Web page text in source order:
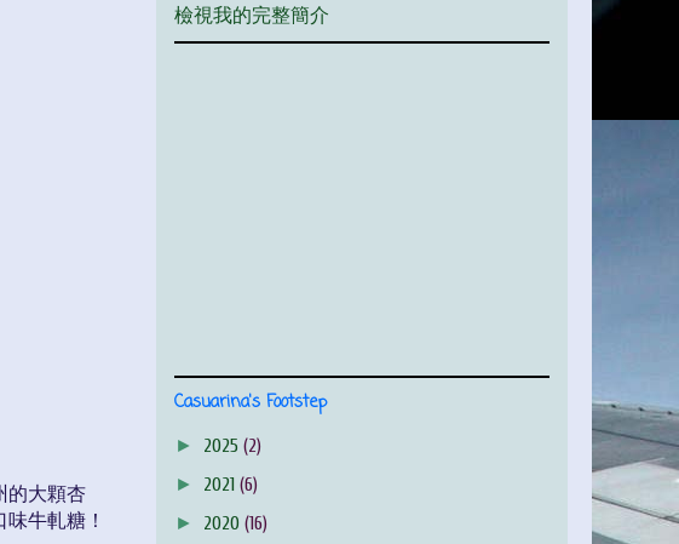
的大顆杏
牛軋糖！
檢視我的完整簡介
Casuarina's Footstep
► 2025 (2)
► 2021 (6)
► 2020 (16)